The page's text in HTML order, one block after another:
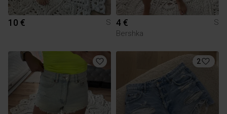
10 € S 4 €
S
Bershka
2